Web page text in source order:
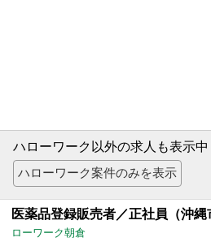
ハローワーク以外の求人も表示中
医薬品登録販売者／正社員（沖
ローワーク朝倉